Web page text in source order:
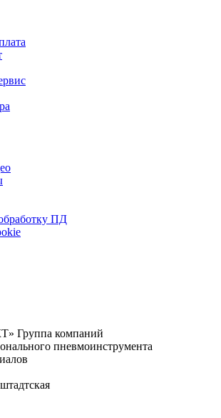
ПД
Группа компаний
пневмоинструмента